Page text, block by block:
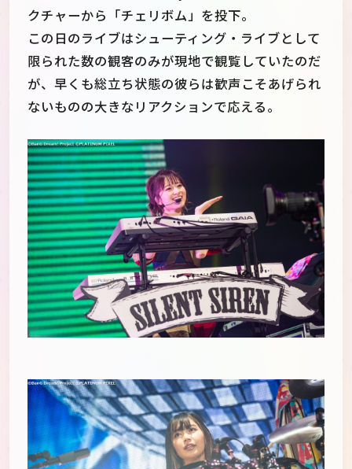
クチャーから「チェリボム」を投下。
この日のライブはシューティング・ライブとして
限られた数の観客のみが現地で観覧していたのだ
が、早くも総立ち状態の彼らは歓声こそあげられ
ないものの大きなリアクションで応える。